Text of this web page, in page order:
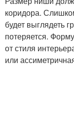
коридора.
будет выглядеть
потеряется.
от стиля
или